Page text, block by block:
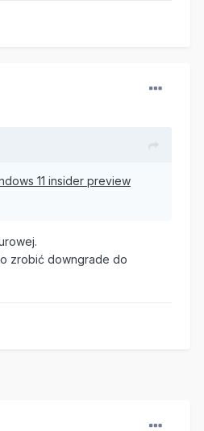
11 insider preview
zrobić downgrade do